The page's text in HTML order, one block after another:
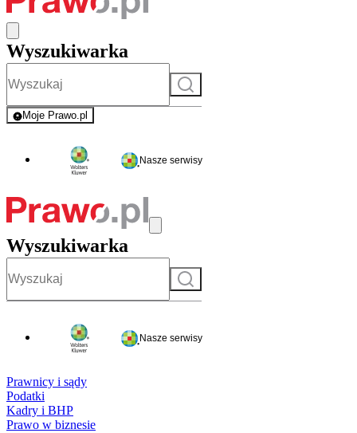
Wyszukiwarka
Szukaj
Moje Prawo.pl
- rejestracja i logowanie do serwisu
Nasze serwisy
Wyszukiwarka
Szukaj
Nasze serwisy
Prawnicy i sądy
Podatki
Kadry i BHP
Prawo w biznesie